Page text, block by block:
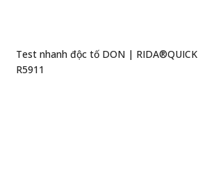
Test nhanh độc tố DON | RIDA®QUICK
R5911